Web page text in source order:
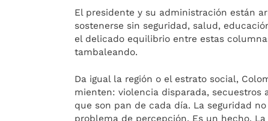
El presidente y su administración están
sostenerse sin seguridad, salud,
el delicado equilibrio entre estas
tambaleando.
Da igual la región o el estrato social,
mienten: violencia disparada, secuestros
que son pan de cada día. La seguridad
problema de percepción. Es un hecho.